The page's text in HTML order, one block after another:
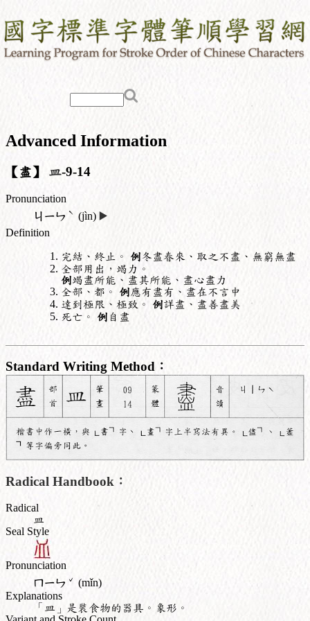
Advanced Information
【盡】 皿-9-14
Pronunciation
ㄐㄧㄣ ˋ (jìn) ▶️
Definition
完結、終止。 例冬盡春來、取之不盡、無窮無盡
全部用出，竭力。
例竭盡所能、盡其所能、盡心盡力
全部、都。 例應有盡有、盡在不言中
達到極限、極致。 例詳盡、盡善盡美
死亡。 例 自盡
Standard Writing Method：
Radical Handbook：
Radical
皿
Seal Style
Pronunciation
ㄇㄧㄣ ˇ (mǐn)
Explanations
「皿」是裝食物的器具。象形。